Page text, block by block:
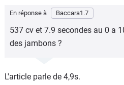
En réponse à Baccara1.7
537 cv et 7.9 secondes au 0 a
des jambons ?
L'article parle de 4,9s.